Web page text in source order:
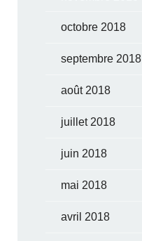
octobre 2018
septembre 2018
août 2018
juillet 2018
juin 2018
mai 2018
avril 2018